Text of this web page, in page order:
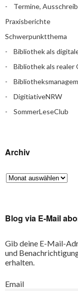
Termine,
Praxisberichte
Schwerpunktthema
Bibliothek als
Bibliothek als realer
DigitiativeNRW
SommerLeseClub
Archiv
Blog via E-Mail
Gib deine E-Mail-
und
erhalten.
Email